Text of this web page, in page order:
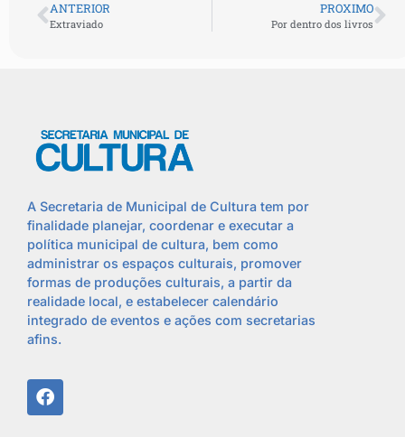
ANTERIOR
Extraviado
PROXIMO
Por dentro dos livros
A Secretaria de Municipal de Cultura tem por
finalidade planejar, coordenar e executar a
política municipal de cultura, bem como
administrar os espaços culturais, promover
formas de produções culturais, a partir da
realidade local, e estabelecer calendário
integrado de eventos e ações com secretarias
afins.